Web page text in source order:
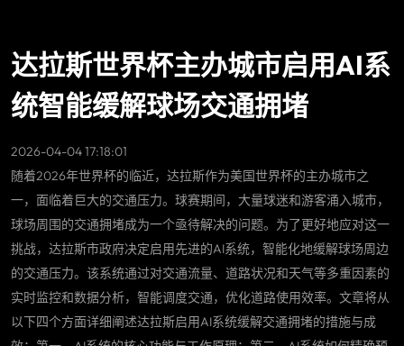
达拉斯世界杯主办城市启用AI系
统智能缓解球场交通拥堵
2026-04-04 17:18:01
随着2026年世界杯的临近，达拉斯作为美国世界杯的主办城市之
一，面临着巨大的交通压力。球赛期间，大量球迷和游客涌入城市，
球场周围的交通拥堵成为一个亟待解决的问题。为了更好地应对这一
挑战，达拉斯市政府决定启用先进的AI系统，智能化地缓解球场周边
的交通压力。该系统通过对交通流量、道路状况和天气等多重因素的
实时监控和数据分析，智能调度交通，优化道路使用效率。文章将从
以下四个方面详细阐述达拉斯启用AI系统缓解交通拥堵的措施与成